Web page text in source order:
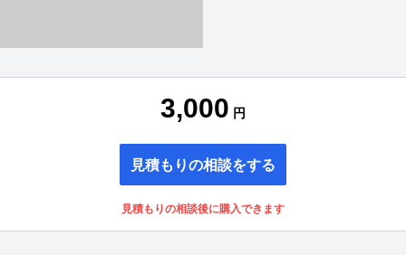
3,000 円
見積もりの相談をする
見積もりの相談後に購入できます